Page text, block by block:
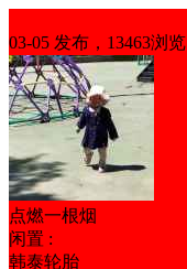
03-05 发布，13463浏览
点燃一根烟
闲置 :
韩泰轮胎